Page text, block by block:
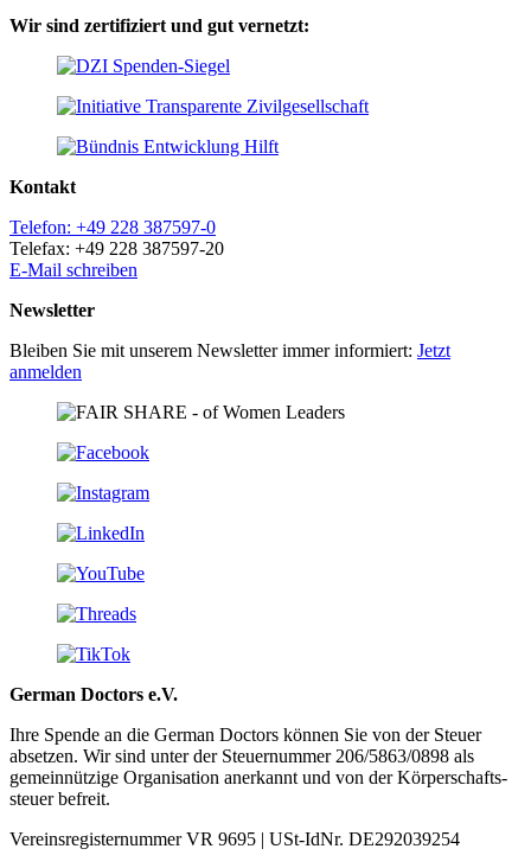
Wir sind zertifiziert und gut vernetzt:
Kontakt
Telefon: +49 228 387597-0
Telefax: +49 228 387597-20
E-Mail schreiben
Newsletter
Bleiben Sie mit unserem Newsletter immer informiert: Jetzt
anmelden
German Doctors e.V.
Ihre Spende an die German Doctors können Sie von der Steuer
absetzen. Wir sind unter der Steuer­nummer 206/5863/0898 als
gemein­nützige Organisation aner­kannt und von der Körper­schafts­
steuer befreit.
Vereinsregisternummer VR 9695 | USt-IdNr. DE292039254